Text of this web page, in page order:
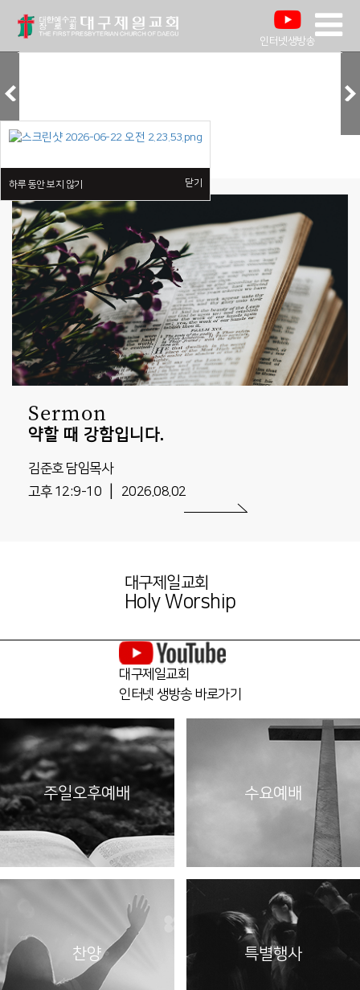
인터넷생방송
Sermon
약할 때 강함입니다.
김준호 담임목사
고후 12:9-10
2026.08.02
대구제일교회
Holy Worship
대구제일교회
인터넷 생방송 바로가기
주일오후예배 수요예배
찬양 특별행사
하루 동안 보지 않기 닫기